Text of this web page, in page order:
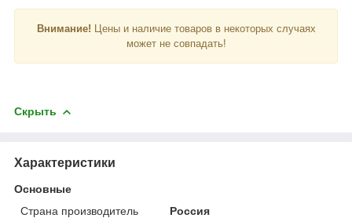
Внимание! Цены и наличие товаров в некоторых случаях
может не совпадать!
Скрыть
Характеристики
Основные
Страна производитель
Россия